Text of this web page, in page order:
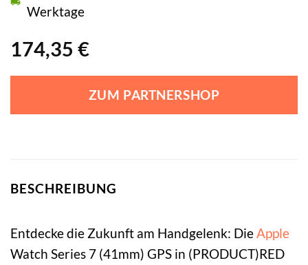
174,35 €
Werktage
ZUM PARTNERSHOP
BESCHREIBUNG
Entdecke die Zukunft am Handgelenk: Die Apple
Watch Series 7 (41mm) GPS in (PRODUCT)RED